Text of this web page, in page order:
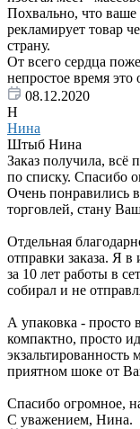
Похвально, что ваше
рекламирует товар
страну.
От всего сердца
непростое время это
08.12.2020
Н
Нина
Штыб Нина
Заказ получила, всё
по списку. Спасибо
Очень понравились
торговлей, стану
Отдельная
отправки заказа. Я в
за 10 лет работы в
собирал и не
А упаковка - просто
компактно, просто
экзальтированность
приятном шоке от
Спасибо огромное,
С уважением, Нина.